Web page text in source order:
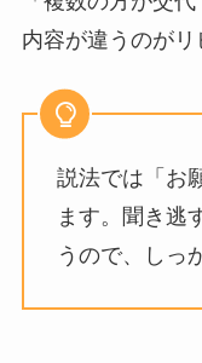
内容が違うのがリ
説法では「お
ます。聞き逃
うので、しっ